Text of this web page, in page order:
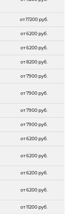
от 17200 руб.
от 6200 руб.
от 6200 руб.
от 8200 руб.
от 7900 руб.
от 7900 руб.
от 7900 руб.
от 7900 руб.
от 6200 руб.
от 6200 руб.
от 6200 руб.
от 6200 руб.
от 11200 руб.